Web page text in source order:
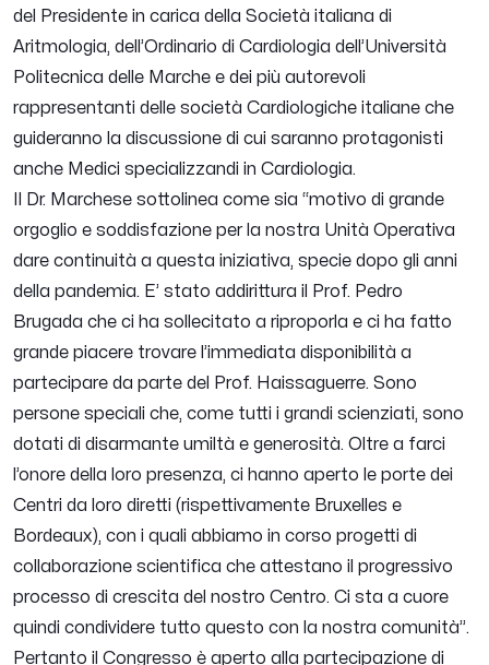
del Presidente in carica della Società italiana di
Aritmologia, dell’Ordinario di Cardiologia dell’Università
Politecnica delle Marche e dei più autorevoli
rappresentanti delle società Cardiologiche italiane che
guideranno la discussione di cui saranno protagonisti
anche Medici specializzandi in Cardiologia.
Il Dr. Marchese sottolinea come sia “motivo di grande
orgoglio e soddisfazione per la nostra Unità Operativa
dare continuità a questa iniziativa, specie dopo gli anni
della pandemia. E’ stato addirittura il Prof. Pedro
Brugada che ci ha sollecitato a riproporla e ci ha fatto
grande piacere trovare l’immediata disponibilità a
partecipare da parte del Prof. Haissaguerre. Sono
persone speciali che, come tutti i grandi scienziati, sono
dotati di disarmante umiltà e generosità. Oltre a farci
l’onore della loro presenza, ci hanno aperto le porte dei
Centri da loro diretti (rispettivamente Bruxelles e
Bordeaux), con i quali abbiamo in corso progetti di
collaborazione scientifica che attestano il progressivo
processo di crescita del nostro Centro. Ci sta a cuore
quindi condividere tutto questo con la nostra comunità”.
Pertanto il Congresso è aperto alla partecipazione di